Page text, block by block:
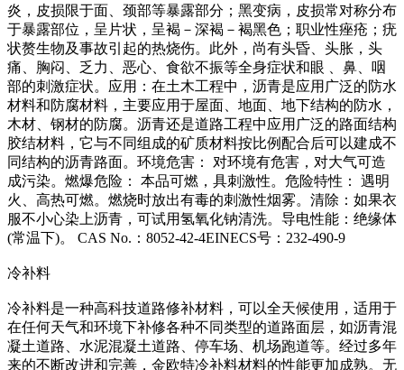
炎，皮损限于面、颈部等暴露部分；黑变病，皮损常对称分布
于暴露部位，呈片状，呈褐－深褐－褐黑色；职业性痤疮；疣
状赘生物及事故引起的热烧伤。此外，尚有头昏、头胀，头
痛、胸闷、乏力、恶心、食欲不振等全身症状和眼 、鼻、咽
部的刺激症状。应用：在土木工程中，沥青是应用广泛的防水
材料和防腐材料，主要应用于屋面、地面、地下结构的防水，
木材、钢材的防腐。沥青还是道路工程中应用广泛的路面结构
胶结材料，它与不同组成的矿质材料按比例配合后可以建成不
同结构的沥青路面。环境危害： 对环境有危害，对大气可造
成污染。燃爆危险： 本品可燃，具刺激性。危险特性： 遇明
火、高热可燃。燃烧时放出有毒的刺激性烟雾。清除：如果衣
服不小心染上沥青，可试用氢氧化钠清洗。导电性能：绝缘体
(常温下)。 CAS No.：8052-42-4EINECS号：232-490-9
冷补料
冷补料是一种高科技道路修补材料，可以全天候使用，适用于
在任何天气和环境下补修各种不同类型的道路面层，如沥青混
凝土道路、水泥混凝土道路、停车场、机场跑道等。经过多年
来的不断改进和完善，金欧特冷补料材料的性能更加成熟。无